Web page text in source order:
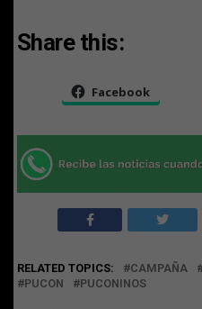
Share this:
Facebook
RELATED TOPICS: CAMPAÑA
PUCON
PUCONINOS